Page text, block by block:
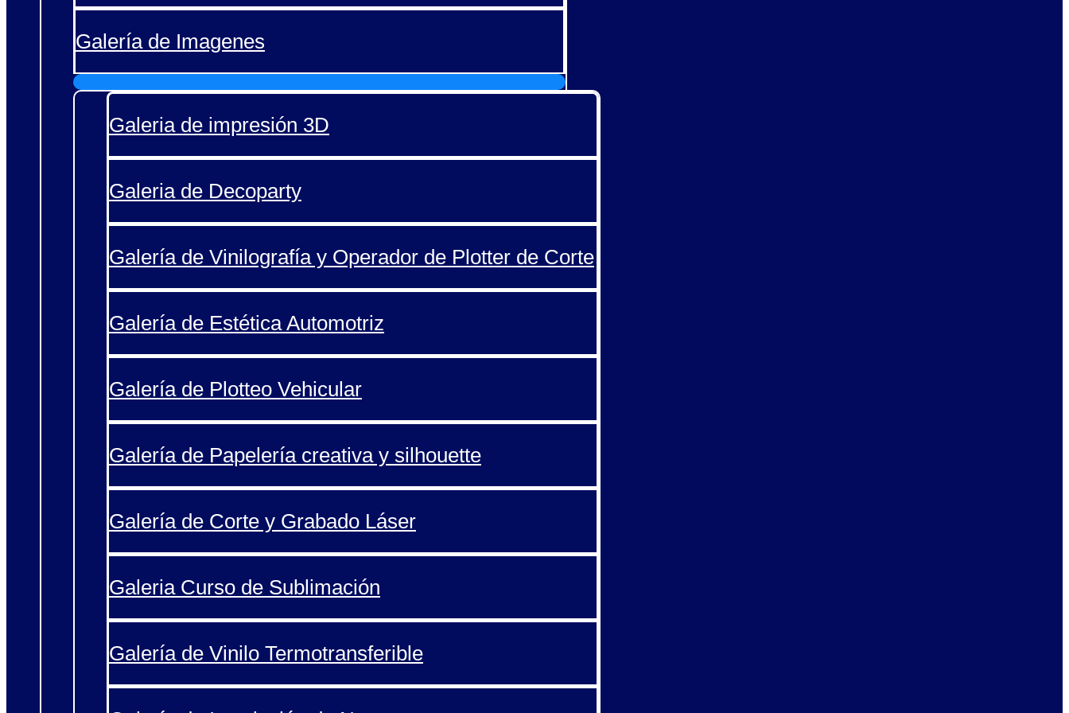
Galería de Imagenes
Galeria de impresión 3D
Galeria de Decoparty
Galería de Vinilografía y Operador de Plotter de Corte
Galería de Estética Automotriz
Galería de Plotteo Vehicular
Galería de Papelería creativa y silhouette
Galería de Corte y Grabado Láser
Galeria Curso de Sublimación
Galería de Vinilo Termotransferible